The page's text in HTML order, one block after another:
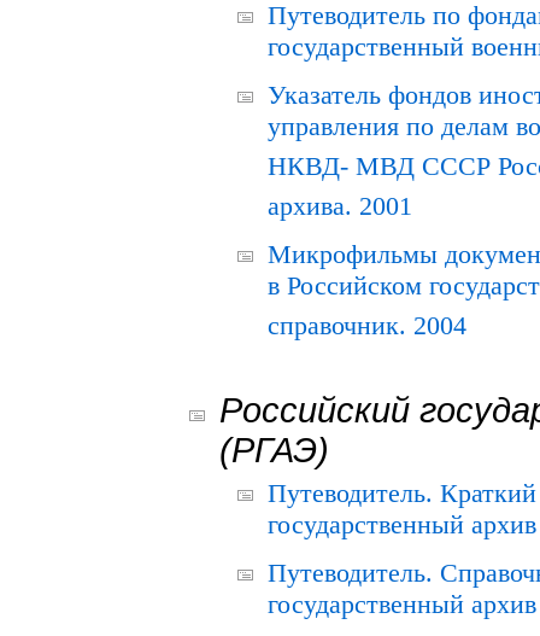
Путеводитель по
государственный
Указатель фондов
управления по делам
НКВД- МВД СССР
архива. 2001
Микрофильмы
в Российском
справочник. 2004
Российский
(РГАЭ)
Путеводитель.
государственный
Путеводитель.
государственный